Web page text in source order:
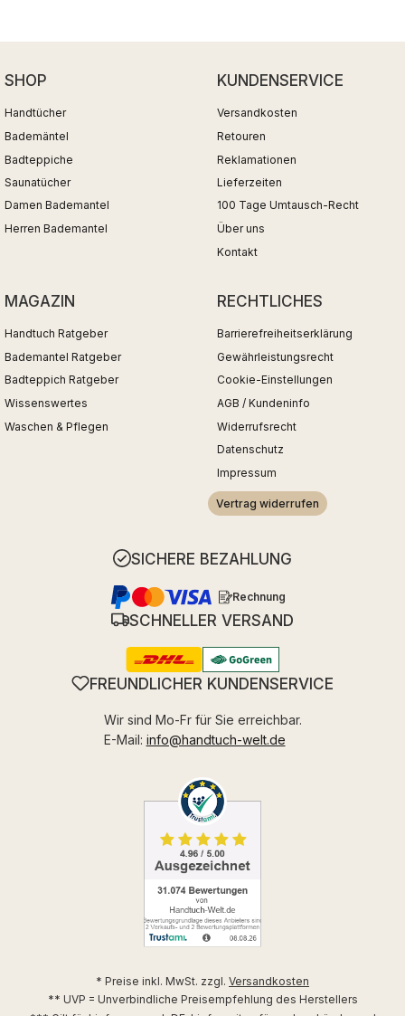
SHOP
Handtücher
Bademäntel
Badteppiche
Saunatücher
Damen Bademantel
Herren Bademantel
KUNDENSERVICE
Versandkosten
Retouren
Reklamationen
Lieferzeiten
100 Tage Umtausch-Recht
Über uns
Kontakt
MAGAZIN
Handtuch Ratgeber
Bademantel Ratgeber
Badteppich Ratgeber
Wissenswertes
Waschen & Pflegen
RECHTLICHES
Barrierefreiheitserklärung
Gewährleistungsrecht
Cookie-Einstellungen
AGB / Kundeninfo
Widerrufsrecht
Datenschutz
Impressum
Vertrag widerrufen
SICHERE BEZAHLUNG
Rechnung
SCHNELLER VERSAND
FREUNDLICHER KUNDENSERVICE
Wir sind Mo-Fr für Sie erreichbar.
E-Mail: info@handtuch-welt.de
* Preise inkl. MwSt. zzgl. Versandkosten
** UVP = Unverbindliche Preisempfehlung des Herstellers